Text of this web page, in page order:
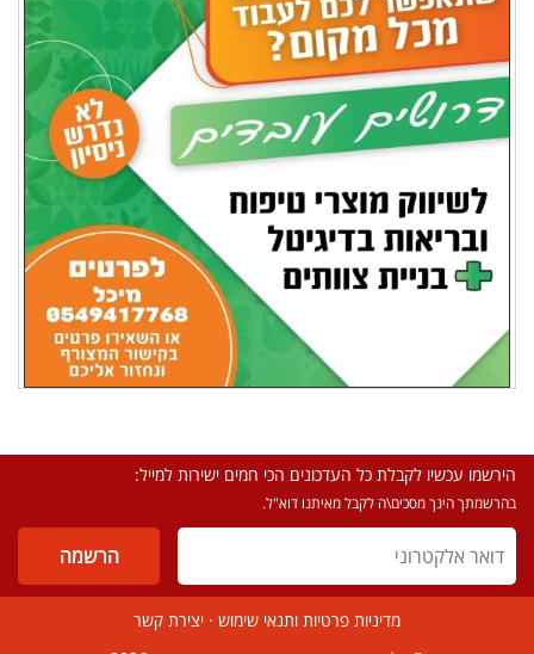
הירשמו עכשיו לקבלת כל העדכונים הכי חמים ישירות למייל:
בהרשמתך הינך מסכים\ה לקבל מאיתנו דוא"ל.
מדיניות פרטיות ותנאי שימוש · יצירת קשר